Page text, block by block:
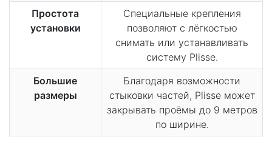
Простота
установки
Специальные крепления
позволяют с лёгкостью
снимать или устанавливать
систему Plisse.
Большие
размеры
Благодаря возможности
стыковки частей, Plisse может
закрывать проёмы до 9 метров
по ширине.